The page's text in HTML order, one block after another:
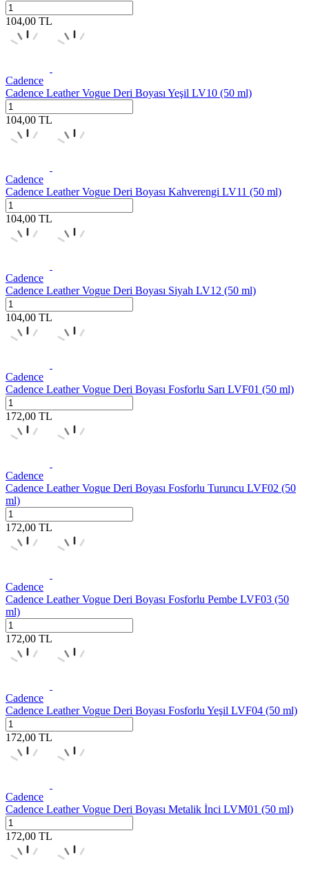
104,00 TL
Cadence
Cadence Leather Vogue Deri Boyası Yeşil LV10 (50 ml)
104,00 TL
Cadence
Cadence Leather Vogue Deri Boyası Kahverengi LV11 (50 ml)
104,00 TL
Cadence
Cadence Leather Vogue Deri Boyası Siyah LV12 (50 ml)
104,00 TL
Cadence
Cadence Leather Vogue Deri Boyası Fosforlu Sarı LVF01 (50 ml)
172,00 TL
Cadence
Cadence Leather Vogue Deri Boyası Fosforlu Turuncu LVF02 (50
ml)
172,00 TL
Cadence
Cadence Leather Vogue Deri Boyası Fosforlu Pembe LVF03 (50
ml)
172,00 TL
Cadence
Cadence Leather Vogue Deri Boyası Fosforlu Yeşil LVF04 (50 ml)
172,00 TL
Cadence
Cadence Leather Vogue Deri Boyası Metalik İnci LVM01 (50 ml)
172,00 TL